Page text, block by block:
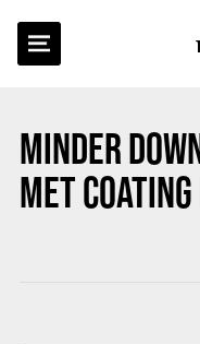
MINDER
MET COATING
TERUG NAAR